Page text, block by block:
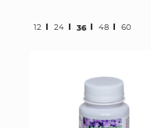
12 24 36 48 60